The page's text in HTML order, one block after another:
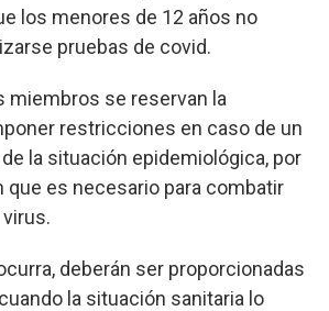
los menores de 12 años no
pruebas de covid.
miembros se reservan la
restricciones en caso de un
la situación epidemiológica, por
que es necesario para combatir
deberán ser proporcionadas
la situación sanitaria lo